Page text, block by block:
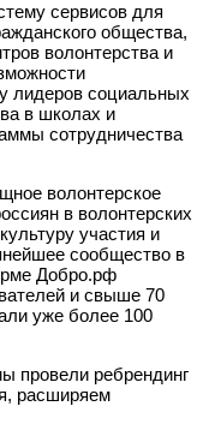
сервисов для
общества,
волонтерства и
лидеров социальных
в школах и
сотрудничества
волонтерское
в волонтерских
участия и
сообщество в
Добро.pф
и свыше 70
уже более 100
провели ребрендинг
расширяем